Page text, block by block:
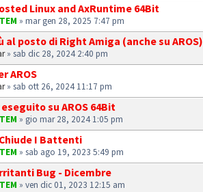
Linux and AxRuntime 64Bit
» mar gen 28, 2025 7:47 pm
al posto di Right Amiga (anche su AROS)
» sab dic 28, 2024 2:40 pm
AROS
» sab ott 26, 2024 11:17 pm
eseguito su AROS 64Bit
» gio mar 28, 2024 1:05 pm
Chiude I Battenti
» sab ago 19, 2023 5:49 pm
Bug - Dicembre
» ven dic 01, 2023 12:15 am